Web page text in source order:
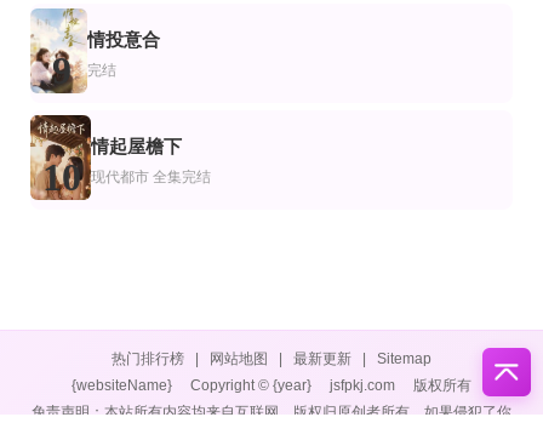
9
情投意合
完结
10
情起屋檐下
现代都市 全集完结
热门排行榜 网站地图 最新更新
Sitemap
{websiteName}
Copyright © {year} jsfpkj.com
版权所有
免责声明：本站所有内容均来自互联网，版权归原创者所有，如果侵犯了你